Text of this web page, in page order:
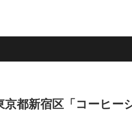
都新宿区「コーヒー